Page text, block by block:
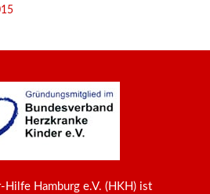
Hilfe Hamburg e.V. (HKH) ist